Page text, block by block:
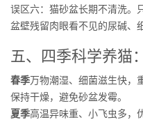
误区六：猫砂盆长期不清洗。
盆壁残留肉眼看不见的尿碱、
五、四季科学养猫
春季万物潮湿、细菌滋生快，
保持干燥，避免砂盆发霉。
夏季高温异味重、小飞虫多，